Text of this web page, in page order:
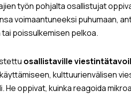
työn pohjalta osallistujat
voimaantuneeksi puhumaan,
poissulkemisen pelkoa.
osallistaville
kulttuurienvälisen
He oppivat, kuinka reagoida